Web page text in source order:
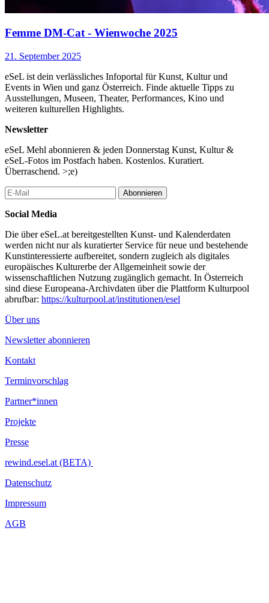
Femme DM-Cat - Wienwoche 2025
21. September 2025
eSeL ist dein verlässliches Infoportal für Kunst, Kultur und
Events in Wien und ganz Österreich. Finde aktuelle Tipps zu
Ausstellungen, Museen, Theater, Performances, Kino und
weiteren kulturellen Highlights.
Newsletter
eSeL Mehl abonnieren & jeden Donnerstag Kunst, Kultur &
eSeL-Fotos im Postfach haben. Kostenlos. Kuratiert.
Überraschend. >;e)
Abonnieren
Social Media
Die über eSeL.at bereitgestellten Kunst- und Kalenderdaten
werden nicht nur als kuratierter Service für neue und bestehende
Kunstinteressierte aufbereitet, sondern zugleich als digitales
europäisches Kulturerbe der Allgemeinheit sowie der
wissenschaftlichen Nutzung zugänglich gemacht. In Österreich
sind diese Europeana-Archivdaten über die Plattform Kulturpool
abrufbar: https://kulturpool.at/institutionen/esel
Über uns
Newsletter abonnieren
Kontakt
Terminvorschlag
Partner*innen
Projekte
Presse
rewind.esel.at (BETA)
Datenschutz
Impressum
AGB